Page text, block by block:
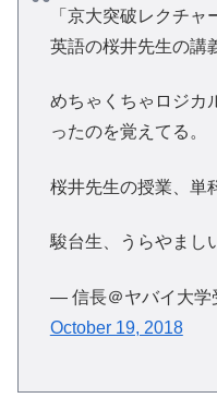
「京大突破レクチャ
英語の桜井先生の講
めちゃくちゃロジカ
ったのを覚えてる。
桜井先生の授業、単
駿台生、うらやまし
— 信長＠ヤバイ大学
October 19, 2018